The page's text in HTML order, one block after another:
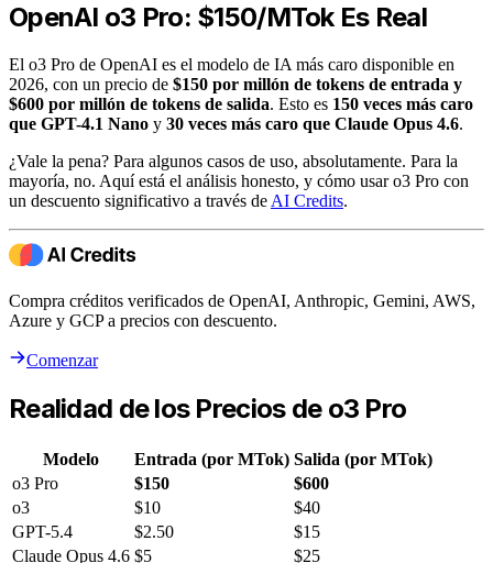
OpenAI o3 Pro: $150/MTok Es Real
El o3 Pro de OpenAI es el modelo de IA más caro disponible en
2026, con un precio de $150 por millón de tokens de entrada y
$600 por millón de tokens de salida. Esto es 150 veces más caro
que GPT-4.1 Nano y 30 veces más caro que Claude Opus 4.6.
¿Vale la pena? Para algunos casos de uso, absolutamente. Para la
mayoría, no. Aquí está el análisis honesto, y cómo usar o3 Pro con
un descuento significativo a través de AI Credits.
Compra créditos verificados de OpenAI, Anthropic, Gemini, AWS,
Azure y GCP a precios con descuento.
Comenzar
Realidad de los Precios de o3 Pro
Modelo Entrada (por MTok) Salida (por MTok)
o3 Pro
$150
$600
o3
$10
$40
GPT-5.4
$2.50
$15
Claude Opus 4.6 $5
$25